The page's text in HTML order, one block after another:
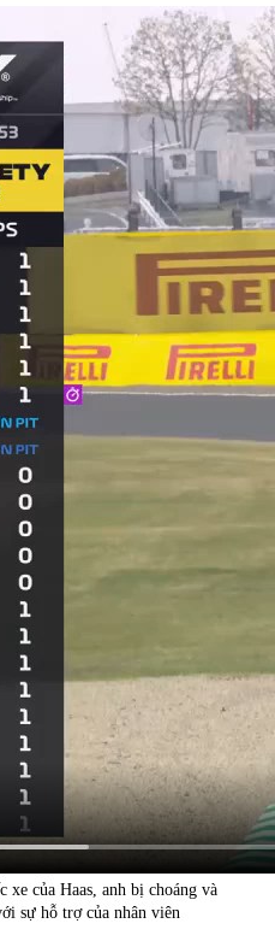
xe của Haas, anh bị choáng và
sự hỗ trợ của nhân viên